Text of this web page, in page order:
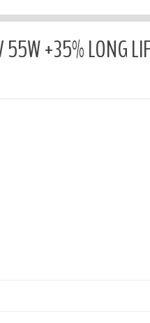
LONG LIFE